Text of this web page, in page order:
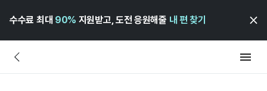
수수료 최대 90% 지원받고, 도전 응원해줄 내 편 찾기